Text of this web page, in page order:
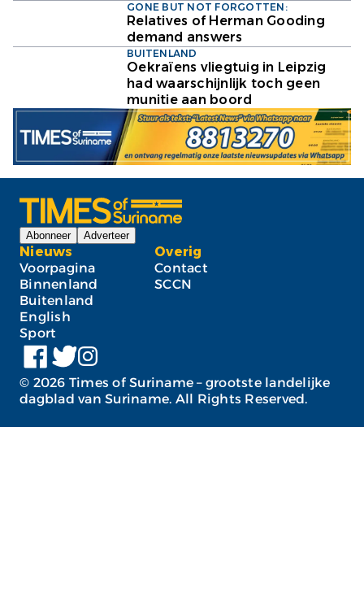
GONE BUT NOT FORGOTTEN:
Relatives of Herman Gooding
demand answers
BUITENLAND
Oekraïens vliegtuig in Leipzig
had waarschijnlijk toch geen
munitie aan boord
Abonneer Adverteer
Nieuws
Voorpagina
Binnenland
Buitenland
English
Sport
Overig
Contact
SCCN
© 2026 Times of Suriname – grootste landelijke
dagblad van Suriname. All Rights Reserved.